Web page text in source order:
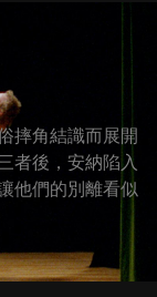
摔角結識而展開
者後，安納陷入
他們的別離看似